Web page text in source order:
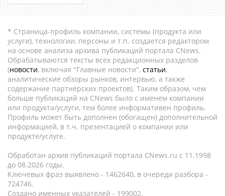
* Страница-профиль компании, системы (продукта или
услуги), технологии, персоны и т.п. создается редактором
на основе анализа архива публикаций портала CNews.
Обрабатываются тексты всех редакционных разделов
(новости, включая "Главные новости", статьи,
аналитические обзоры рынков, интервью, а также
содержание партнёрских проектов). Таким образом, чем
больше публикаций на CNews было с именем компании
или продукта/услуги, тем более информативен профиль.
Профиль может быть дополнен (обогащен) дополнительной
информацией, в т.ч. презентацией о компании или
продукте/услуге.
Обработан архив публикаций портала CNews.ru c 11.1998
до 08.2026 годы.
Ключевых фраз выявлено - 1462640, в очереди разбора -
724746.
Создано именных указателей - 199002.